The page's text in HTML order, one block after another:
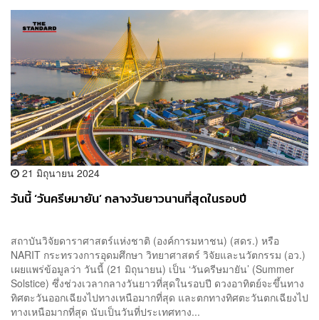
21 มิถุนายน 2024
วันนี้ ‘วันครีษมายัน’ กลางวันยาวนานที่สุดในรอบปี
สถาบันวิจัยดาราศาสตร์แห่งชาติ (องค์การมหาชน) (สดร.) หรือ
NARIT กระทรวงการอุดมศึกษา วิทยาศาสตร์ วิจัยและนวัตกรรม (อว.)
เผยแพร่ข้อมูลว่า วันนี้ (21 มิถุนายน) เป็น ‘วันครีษมายัน’ (Summer
Solstice) ซึ่งช่วงเวลากลางวันยาวที่สุดในรอบปี ดวงอาทิตย์จะขึ้นทาง
ทิศตะวันออกเฉียงไปทางเหนือมากที่สุด และตกทางทิศตะวันตกเฉียงไป
ทางเหนือมากที่สุด นับเป็นวันที่ประเทศทาง...